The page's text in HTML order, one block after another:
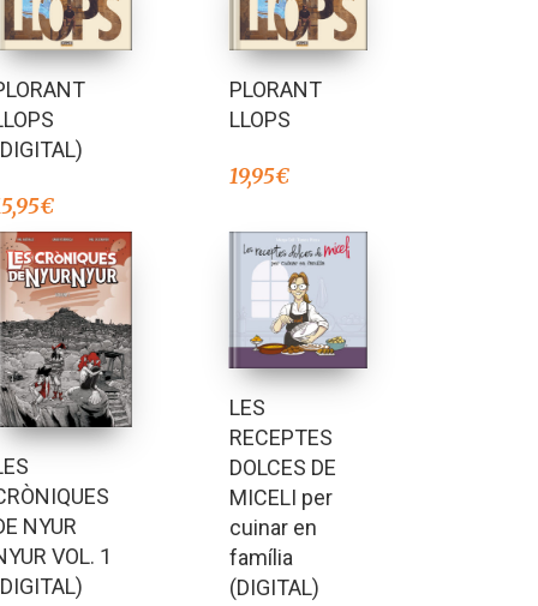
€
PLORANT
LLOPS
19,95€
NYUR
VOL. 1
LES
RECEPTES
DOLCES DE
MICELI per
cuinar en
família
(DIGITAL)